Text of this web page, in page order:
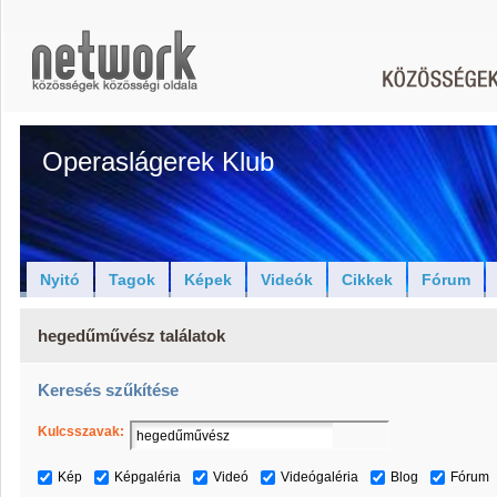
Operaslágerek Klub
Nyitó Tagok Képek Videók Cikkek Fórum
hegedűművész találatok
Keresés szűkítése
Kulcsszavak:
Kép Képgaléria Videó Videógaléria Blog Fórum